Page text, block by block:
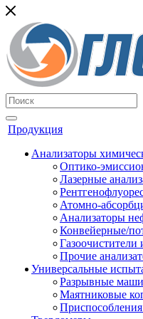
Продукция
Анализаторы
Оптико-
Лазерные
Атомно-
Анализаторы
Конвейерные/
Газоочистители
Прочие
Универсальные
Разрывные
Маятниковые